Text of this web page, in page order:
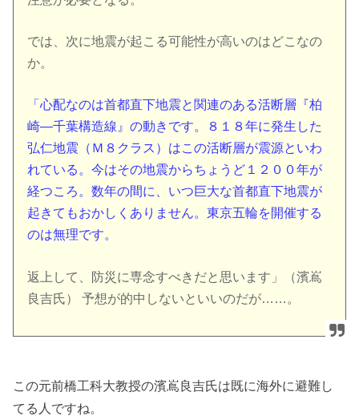
では、次に地震が起こる可能性が高いのはどこなの
か。
「心配なのは首都直下地震と関連のある活断層『柏
崎―千葉構造線』の動きです。８１８年に発生した
弘仁地震（Ｍ８クラス）はこの活断層が震源といわ
れている。今はその地震からちょうど１２００年が
経つころ。数年の間に、いつ巨大な首都直下地震が
起きてもおかしくありません。東京五輪を開催する
のは無理です。
返上して、防災に専念すべきだと思います」（濱嶌
良吉氏） 予想が的中しないといいのだが……。
この元前橋工科大教授の濱嶌良吉氏は既に海外に避難し
てる人ですね。